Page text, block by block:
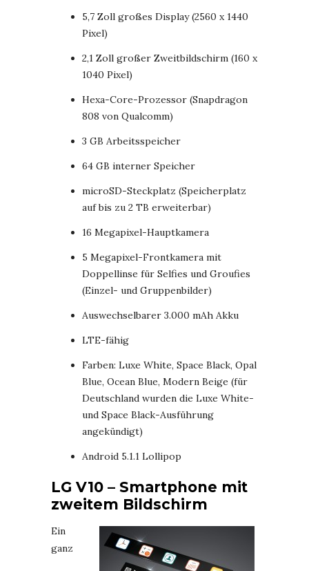
5,7 Zoll großes Display (2560 x 1440
Pixel)
2,1 Zoll großer Zweitbildschirm (160 x
1040 Pixel)
Hexa-Core-Prozessor (Snapdragon
808 von Qualcomm)
3 GB Arbeitsspeicher
64 GB interner Speicher
microSD-Steckplatz (Speicherplatz
auf bis zu 2 TB erweiterbar)
16 Megapixel-Hauptkamera
5 Megapixel-Frontkamera mit
Doppellinse für Selfies und Groufies
(Einzel- und Gruppenbilder)
Auswechselbarer 3.000 mAh Akku
LTE-fähig
Farben: Luxe White, Space Black, Opal
Blue, Ocean Blue, Modern Beige (für
Deutschland wurden die Luxe White-
und Space Black-Ausführung
angekündigt)
Android 5.1.1 Lollipop
LG V10 – Smartphone mit
zweitem Bildschirm
Ein
ganz